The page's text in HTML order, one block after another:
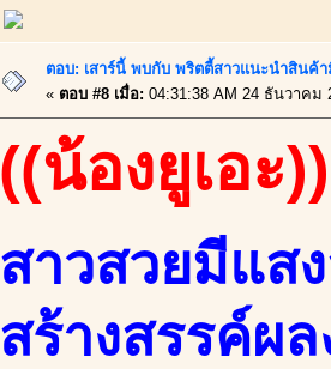
ตอบ: เสาร์นี้ พบกับ พริตตี้สาวแนะนำสินค้
« ตอบ #8 เมื่อ: 04:31:38 AM 24 ธันวาคม
((น้องยูเอะ))
สาวสวยมีแส
สร้างสรรค์ผ